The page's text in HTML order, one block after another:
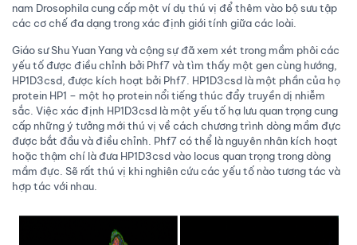
nam Drosophila cung cấp một ví dụ thú vị để thêm vào bộ sưu tập
các cơ chế đa dạng trong xác định giới tính giữa các loài.
Giáo sư Shu Yuan Yang và cộng sự đã xem xét trong mầm phôi các
yếu tố được điều chỉnh bởi Phf7 và tìm thấy một gen cùng hướng,
HP1D3csd, được kích hoạt bởi Phf7. HP1D3csd là một phần của họ
protein HP1 – một họ protein nổi tiếng thúc đẩy truyền dị nhiễm
sắc. Việc xác định HP1D3csd là một yếu tố hạ lưu quan trọng cung
cấp những ý tưởng mới thú vị về cách chương trình dòng mầm đực
được bắt đầu và điều chỉnh. Phf7 có thể là nguyên nhân kích hoạt
hoặc thậm chí là đưa HP1D3csd vào locus quan trọng trong dòng
mầm đực. Sẽ rất thú vị khi nghiên cứu các yếu tố nào tương tác và
hợp tác với nhau.